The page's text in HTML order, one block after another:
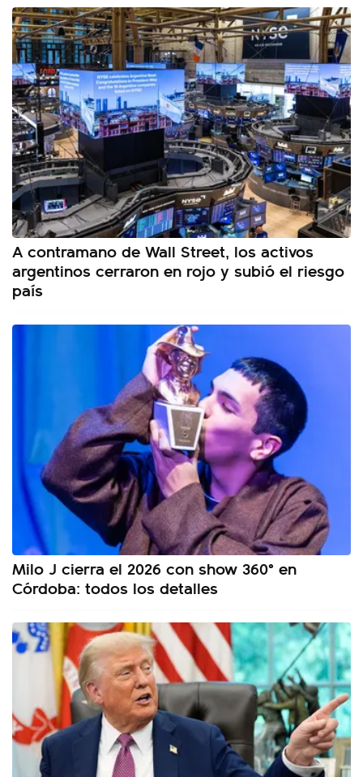
A contramano de Wall Street, los activos
argentinos cerraron en rojo y subió el riesgo
país
Milo J cierra el 2026 con show 360° en
Córdoba: todos los detalles